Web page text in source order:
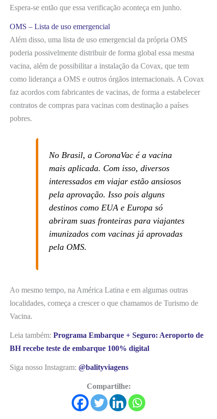
Espera-se então que essa verificação aconteça em junho.
OMS – Lista de uso emergencial
Além disso, uma lista de uso emergencial da própria OMS
poderia possivelmente distribuir de forma global essa mesma
vacina, além de possibilitar a instalação da Covax, que tem
como liderança a OMS e outros órgãos internacionais. A Covax
faz acordos com fabricantes de vacinas, de forma a estabelecer
contratos de compras para vacinas com destinação a países
pobres.
No Brasil, a CoronaVac é a vacina
mais aplicada. Com isso, diversos
interessados em viajar estão ansiosos
pela aprovação. Isso pois alguns
destinos como EUA e Europa só
abriram suas fronteiras para viajantes
imunizados com vacinas já aprovadas
pela OMS.
Ao mesmo tempo, na América Latina e em algumas outras
localidades, começa a crescer o que chamamos de Turismo de
Vacina.
Leia também: Programa Embarque + Seguro: Aeroporto de
BH recebe teste de embarque 100% digital
Siga nosso Instagram: @balityviagens
Compartilhe: